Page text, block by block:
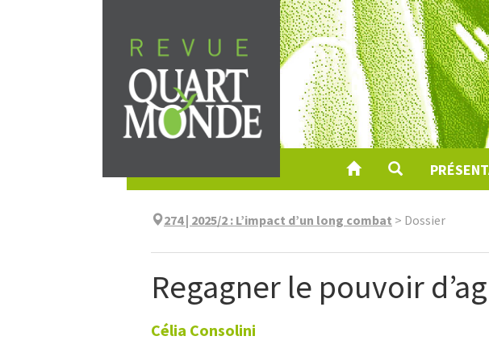
au
contenu
274 | 2025/2 : L’impact d’un long combat > Dossier
Regagner le pouvoir
Célia Consolini